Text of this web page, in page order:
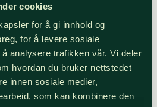
cookies
for å gi innhold og
for å levere sosiale
analysere trafikken vår. Vi deler
hvordan du bruker nettstedet
innen sosiale medier,
som kan kombinere den
amet, consectetur